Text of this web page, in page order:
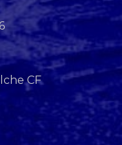
CF